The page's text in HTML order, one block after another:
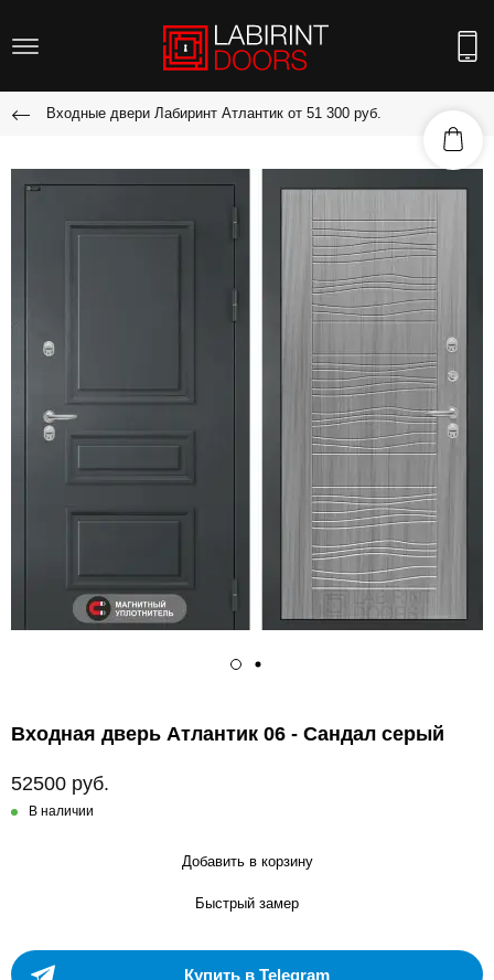
Входные двери Лабиринт Атлантик от 51 300 руб.
Входная дверь Атлантик 06 - Сандал серый
52500 руб.
В наличии
Добавить в корзину
Быстрый замер
Купить в Telegram